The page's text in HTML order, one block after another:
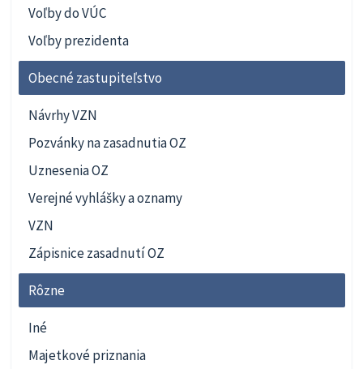
Voľby do VÚC
Voľby prezidenta
Obecné zastupiteľstvo
Návrhy VZN
Pozvánky na zasadnutia OZ
Uznesenia OZ
Verejné vyhlášky a oznamy
VZN
Zápisnice zasadnutí OZ
Rôzne
Iné
Majetkové priznania